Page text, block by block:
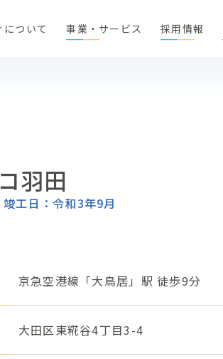
について 事業・サービス 採用情報
羽田
工日：令和3年9月
京急空港線「大鳥居」駅 徒歩9分
大田区東糀谷4丁目3-4